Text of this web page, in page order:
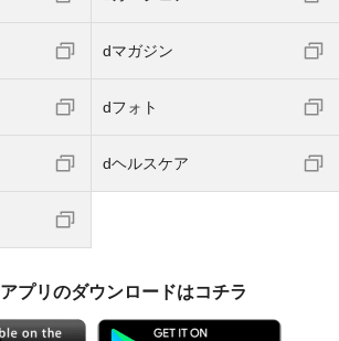
dマガジン
dフォト
dヘルスケア
プリのダウンロードはコチラ